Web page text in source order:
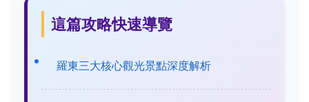
這篇攻略快速導覽
羅東三大核心觀光景點深度解析